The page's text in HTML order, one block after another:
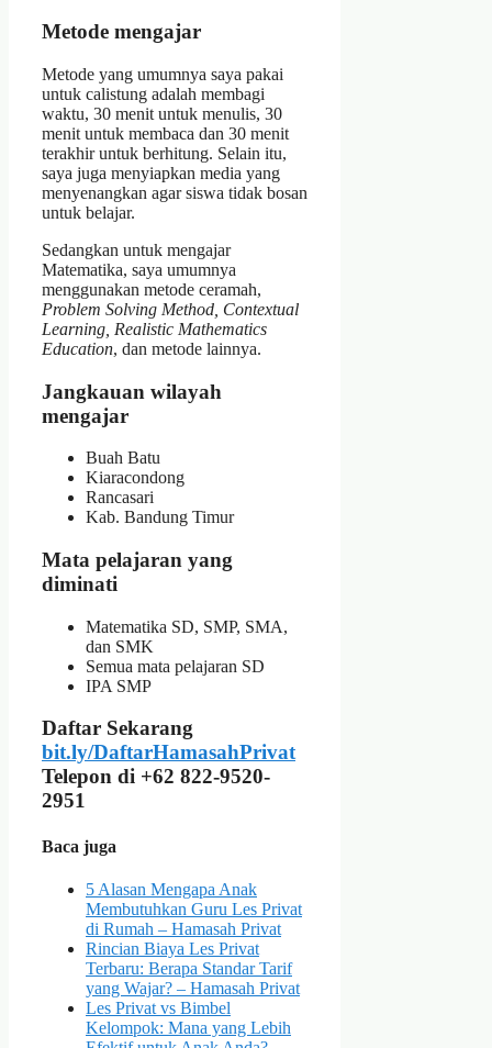
Metode mengajar
Metode yang umumnya saya pakai
untuk calistung adalah membagi
waktu, 30 menit untuk menulis, 30
menit untuk membaca dan 30 menit
terakhir untuk berhitung. Selain itu,
saya juga menyiapkan media yang
menyenangkan agar siswa tidak bosan
untuk belajar.
Sedangkan untuk mengajar
Matematika, saya umumnya
menggunakan metode ceramah,
Problem Solving Method, Contextual
Learning, Realistic Mathematics
Education, dan metode lainnya.
Jangkauan wilayah
mengajar
Buah Batu
Kiaracondong
Rancasari
Kab. Bandung Timur
Mata pelajaran yang
diminati
Matematika SD, SMP, SMA,
dan SMK
Semua mata pelajaran SD
IPA SMP
Daftar Sekarang
bit.ly/DaftarHamasahPrivat
Telepon di +62 822-9520-
2951
Baca juga
5 Alasan Mengapa Anak
Membutuhkan Guru Les Privat
di Rumah – Hamasah Privat
Rincian Biaya Les Privat
Terbaru: Berapa Standar Tarif
yang Wajar? – Hamasah Privat
Les Privat vs Bimbel
Kelompok: Mana yang Lebih